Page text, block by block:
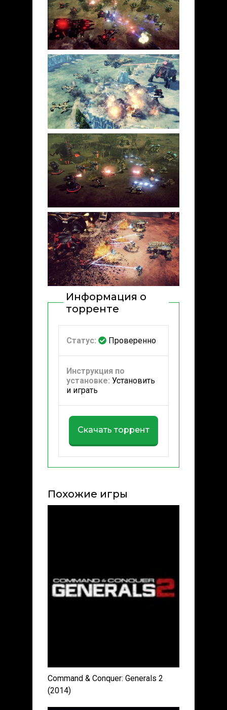
Информация о
торренте
Статус: Проверенно
Инструкция по
установке: Установить
и играть
Скачать торрент
Похожие игры
Command & Conquer: Generals 2
(2014)